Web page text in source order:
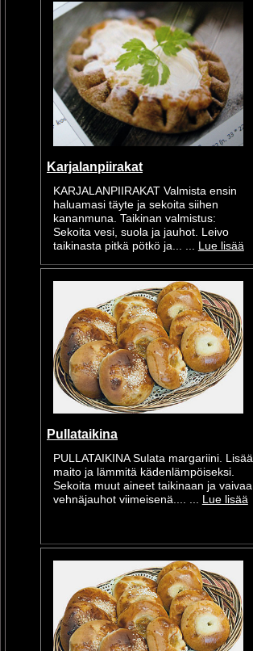
Karjalanpiirakat
KARJALANPIIRAKAT Valmista ensin
haluamasi täyte ja sekoita siihen
kananmuna. Taikinan valmistus:
Sekoita vesi, suola ja jauhot. Leivo
taikinasta pitkä pötkö ja... ... Lue lisää
Pullataikina
PULLATAIKINA Sulata margariini. Lisää
maito ja lämmitä kädenlämpöiseksi.
Sekoita muut aineet taikinaan ja vaivaa
vehnäjauhot viimeisenä.... ... Lue lisää